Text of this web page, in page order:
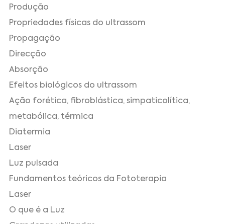
Produção
Propriedades físicas do ultrassom
Propagação
Direcção
Absorção
Efeitos biológicos do ultrassom
Ação forética, fibroblástica, simpaticolítica,
metabólica, térmica
Diatermia
Laser
Luz pulsada
Fundamentos teóricos da Fototerapia
Laser
O que é a Luz